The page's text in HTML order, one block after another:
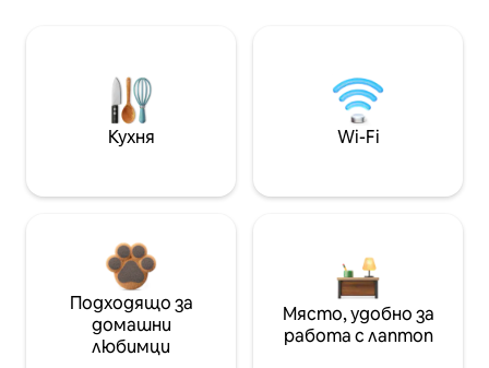
Кухня Wi-Fi
Подходящо за
домашни
любимци
Място, удобно за
работа с лаптоп